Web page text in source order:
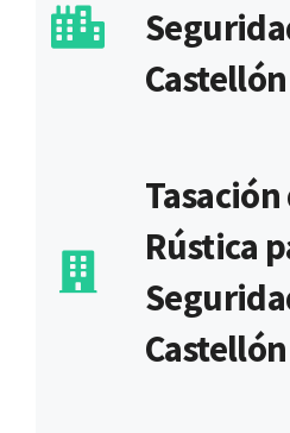
Castellón
Rústica
Castellón